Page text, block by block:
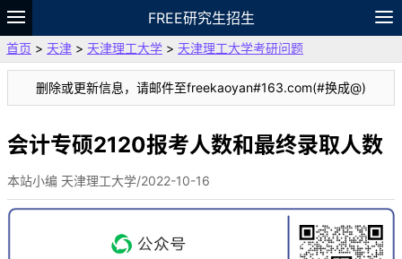
FREE研究生招生
题库
故事 专题 APP 笔记
论坛
VIP
资料
首页 > 天津 > 天津理工大学 > 天津理工大学考研问题
删除或更新信息，请邮件至freekaoyan#163.com(#换成@)
会计专硕2120报考人数和最终录取人数
本站小编 天津理工大学/2022-10-16